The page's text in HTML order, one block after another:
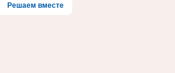
Решаем вместе